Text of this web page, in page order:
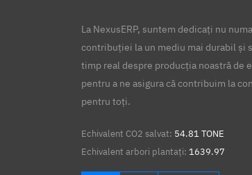
La NexusERP, suntem dedicați nu
contribuției la un mediu mai durabil și
timp real despre producția noastră de
pentru a ne asigura că contribuim la
pentru toți.
Echivalent CO2 salvat: 54.81 TONE
Echivalent arbori plantați: 1639.97